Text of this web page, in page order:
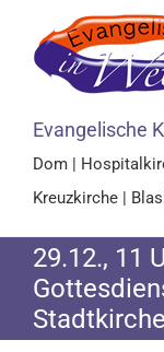
Evangelische
Dom |
Kreuzkirche |
29.12., 11
Stadtkirche